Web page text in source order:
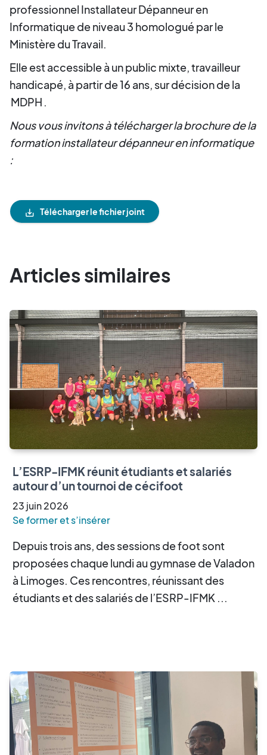
professionnel Installateur Dépanneur en
Informatique de niveau 3 homologué par le
Ministère du Travail.
Elle est accessible à un public mixte, travailleur
handicapé, à partir de 16 ans, sur décision de la
MDPH .
Nous vous invitons à télécharger la brochure de la
formation installateur dépanneur en informatique
:
save_alt Télécharger le fichier joint
Articles similaires
L’ESRP-IFMK réunit étudiants et salariés
autour d’un tournoi de cécifoot
23 juin2026
Se former et s’insérer
Depuis trois ans, des sessions de foot sont
proposées chaque lundi au gymnase de Valadon
à Limoges. Ces rencontres, réunissant des
étudiants et des salariés de l’ESRP-IFMK ...